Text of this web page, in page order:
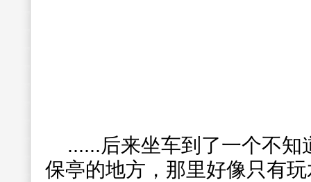
......后来坐车到了一个不
保亭的地方，那里好像只有